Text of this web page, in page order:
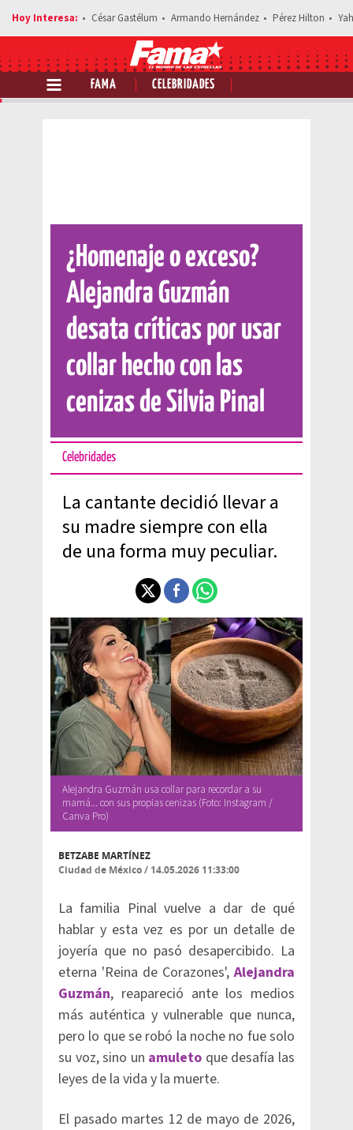
César Gastélum Armando Hernández Pérez Hilton
FAMA CELEBRIDADES
Comparte esta noticia
¿Homenaje o exceso?
Alejandra Guzmán
desata críticas por usar
collar hecho con las
cenizas de Silvia Pinal
Celebridades
La cantante decidió llevar a
su madre siempre con ella
de una forma muy peculiar.
Alejandra Guzmán usa collar para recordar a su
mamá... con sus propias cenizas (Foto: Instagram /
Canva Pro)
BETZABE MARTÍNEZ
Ciudad de México/ 14.05.2026 11:33:00
La familia Pinal vuelve a dar de qué
hablar y esta vez es por un detalle de
joyería que no pasó desapercibido. La
eterna 'Reina de Corazones',Alejandra
Guzmán, reapareció ante los medios
más auténtica y vulnerable que nunca,
pero lo que se robó la noche no fue solo
su voz, sino un amuleto que desafía las
leyes de la vida y la muerte.
El pasado martes 12 de mayo de 2026,